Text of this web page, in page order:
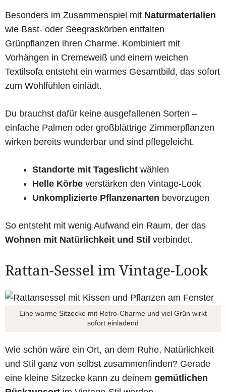
Besonders im Zusammenspiel mit Naturmaterialien
wie Bast- oder Seegraskörben entfalten
Grünpflanzen ihren Charme. Kombiniert mit
Vorhängen in Cremeweiß und einem weichen
Textilsofa entsteht ein warmes Gesamtbild, das sofort
zum Wohlfühlen einlädt.
Du brauchst dafür keine ausgefallenen Sorten –
einfache Palmen oder großblättrige Zimmerpflanzen
wirken bereits wunderbar und sind pflegeleicht.
Standorte mit Tageslicht wählen
Helle Körbe verstärken den Vintage-Look
Unkomplizierte Pflanzenarten bevorzugen
So entsteht mit wenig Aufwand ein Raum, der das
Wohnen mit Natürlichkeit und Stil verbindet.
Rattan-Sessel im Vintage-Look
Eine warme Sitzecke mit Retro-Charme und viel Grün wirkt
sofort einladend
Wie schön wäre ein Ort, an dem Ruhe, Natürlichkeit
und Stil ganz von selbst zusammenfinden? Gerade
eine kleine Sitzecke kann zu deinem gemütlichen